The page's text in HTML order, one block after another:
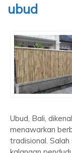
ubud
Ubud, Bali,
menawarkan
tradisional.